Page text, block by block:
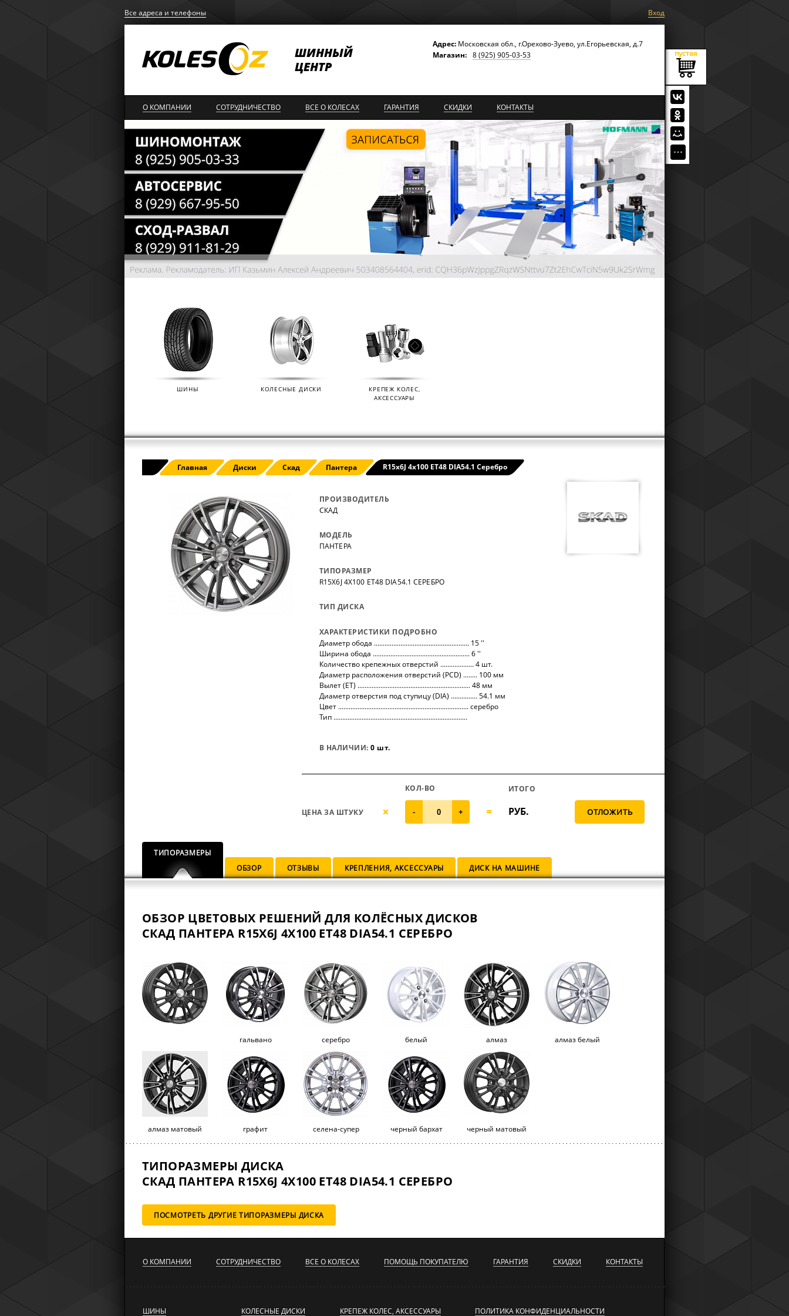
Все адреса и телефоны Вход
пустая
ШИННЫЙ
ЦЕНТР
Адрес: Московская обл., г.Орехово-Зуево, ул.Егорьевская, д.7
Магазин: 8 (925) 905-03-53
О КОМПАНИИ СОТРУДНИЧЕСТВО ВСЕ О КОЛЕСАХ ГАРАНТИЯ СКИДКИ КОНТАКТЫ
РАСШИРЕННАЯ ГАРАНТИЯ NOKIAN
(IKON TYRES)
Расширенная гарантия Nokian Tyres (Ikon
Tyres) защищает от эксплуатационных
повреждений — проколов, порезов,
разрывов и вздутий боковины.
ДАТЧИКИ ДАВЛЕНИЯ В КОЛЕСА ДИСКОНТНАЯ СИСТЕМА
Мы разработали дисконтную систему
ШИНЫ КОЛЕСНЫЕ ДИСКИ
КРЕПЕЖ КОЛЕС,
АКСЕССУАРЫ
Главная Диски Скад Пантера R15x6J 4x100 ET48 DIA54.1 Серебро
ПРОИЗВОДИТЕЛЬ
СКАД
МОДЕЛЬ
ПАНТЕРА
ТИПОРАЗМЕР
R15X6J 4X100 ET48 DIA54.1 СЕРЕБРО
ТИП ДИСКА
ХАРАКТЕРИСТИКИ ПОДРОБНО
Диаметр обода ...................................................... 15 ''
Ширина обода ....................................................... 6 ''
Количество крепежных отверстий ................... 4 шт.
Диаметр расположения отверстий (PCD) ........ 100 мм
Вылет (ET) ................................................................ 48 мм
Диаметр отверстия под ступицу (DIA) ............... 54.1 мм
Цвет .......................................................................... серебро
Тип ............................................................................
В НАЛИЧИИ:0 шт.
ЦЕНА ЗА ШТУКУ
КОЛ-ВО
- +
ИТОГО
РУБ.
ТИПОРАЗМЕРЫ
ОБЗОР
ОТЗЫВЫ КРЕПЛЕНИЯ, АКСЕССУАРЫ ДИСК НА МАШИНЕ
ОБЗОР ЦВЕТОВЫХ РЕШЕНИЙ ДЛЯ КОЛЁСНЫХ ДИСКОВ
СКАД ПАНТЕРА R15X6J 4X100 ET48 DIA54.1 СЕРЕБРО
гальвано серебро белый алмаз алмаз белый
алмаз матовый графит селена-супер черный бархат черный матовый
ТИПОРАЗМЕРЫ ДИСКА
СКАД ПАНТЕРА R15X6J 4X100 ET48 DIA54.1 СЕРЕБРО
ПОСМОТРЕТЬ ДРУГИЕ ТИПОРАЗМЕРЫ ДИСКА
О КОМПАНИИ СОТРУДНИЧЕСТВО ВСЕ О КОЛЕСАХ ПОМОЩЬ ПОКУПАТЕЛЮ ГАРАНТИЯ СКИДКИ КОНТАКТЫ
ШИНЫ КОЛЕСНЫЕ ДИСКИ КРЕПЕЖ КОЛЕС, АКСЕССУАРЫ ПОЛИТИКА КОНФИДЕНЦИАЛЬНОСТИ